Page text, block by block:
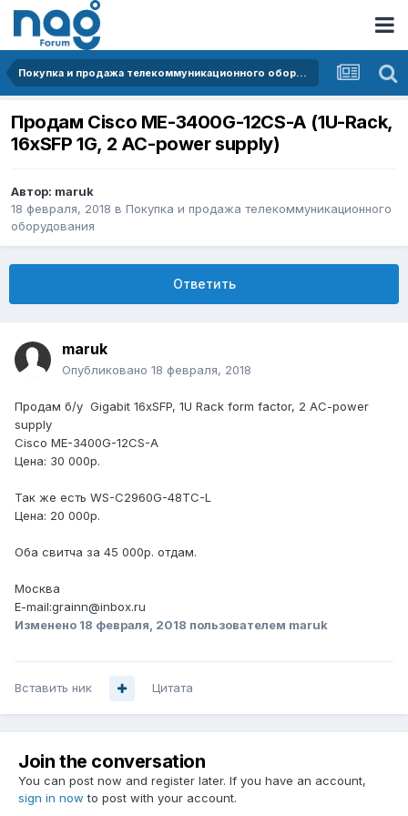
Покупка и продажа телекоммуникационного оборудования
Продам Cisco ME-3400G-12CS-A (1U-Rack,
16xSFP 1G, 2 AC-power supply)
Автор: maruk
18 февраля, 2018 в Покупка и продажа телекоммуникационного
оборудования
Ответить
maruk
Опубликовано 18 февраля, 2018
Продам б/у Gigabit 16xSFP, 1U Rack form factor, 2 AC-power
supply
Cisco ME-3400G-12CS-A
Цена: 30 000р.
Так же есть WS-C2960G-48TC-L
Цена: 20 000р.
Оба свитча за 45 000р. отдам.
Москва
E-mail:grainn@inbox.ru
Изменено 18 февраля, 2018 пользователем maruk
Вставить ник Цитата
Join the conversation
You can post now and register later. If you have an account,
sign in now to post with your account.